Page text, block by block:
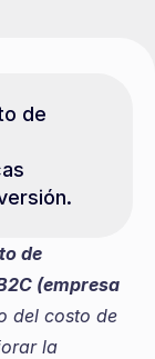
de
de
(empresa
del costo de
la